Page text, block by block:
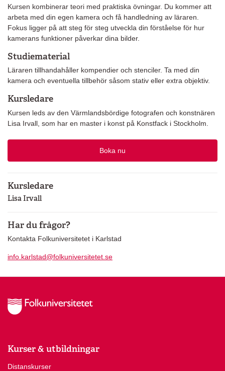
Kursen kombinerar teori med praktiska övningar. Du kommer att
arbeta med din egen kamera och få handledning av läraren.
Fokus ligger på att steg för steg utveckla din förståelse för hur
kamerans funktioner påverkar dina bilder.
Studiematerial
Läraren tillhandahåller kompendier och stenciler. Ta med din
kamera och eventuella tillbehör såsom stativ eller extra objektiv.
Kursledare
Kursen leds av den Värmlandsbördige fotografen och konstnären
Lisa Irvall, som har en master i konst på Konstfack i Stockholm.
Boka nu
Kursledare
Lisa Irvall
Har du frågor?
Kontakta Folkuniversitetet i Karlstad
info.karlstad@folkuniversitetet.se
Kurser & utbildningar
Distanskurser